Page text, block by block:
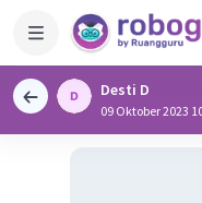
Desti D
09 Oktober 2023